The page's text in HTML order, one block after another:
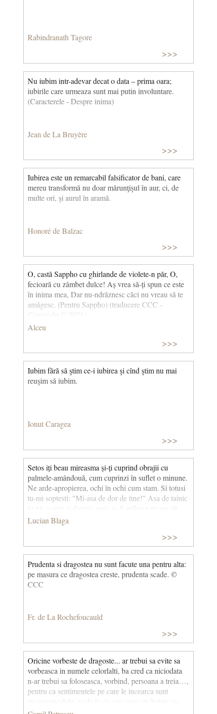
Rabindranath Tagore
>>>
Nu iubim intr-adevar decat o data – prima oara;
iubirile care urmeaza sunt mai putin involuntare.
(Caracterele - Despre inima)
Jean de La Bruyère
>>>
Iubirea este un remarcabil falsificator de bani, care
mereu transformă nu doar mărunţişul în aur, ci, de
multe ori, şi aurul în aramă.
Honoré de Balzac
>>>
O, castă Sappho cu ghirlande de violete-n păr, O,
fecioară cu zâmbet dulce! Aș vrea să-ți spun ce este
în inima mea, Dar nu-ndrăznesc căci nu vreau să te
amăgesc. (Pentru Sappho) (traducere CCC -
Copyright © 2021)
Alceu
>>>
Iubim fără să ştim ce‑i iubirea şi cînd ştim nu mai
reuşim să iubim.
Ionut Caragea
>>>
Setos iți beau mireasma și-ți cuprind obrajii cu
palmele-amândouă, cum cuprinzi în suflet o minune.
Ne arde-apropierea, ochi în ochi cum stam. Si totusi
tu-mi soptesti: "Mi-asa de dor de tine!" Asa de tainic
tu mi-o spui si dornic, parc-as fi pribeag pe-un alt
pamânt. Femeie, ce mare porti în inima si cine esti?
Mai cânta-mi inc-o data dorul tau, sa te ascult si
clipele sa-mi para niste muguri plini, din care
infloresc aievea - vesnicii. (Dorul)
Lucian Blaga
>>>
Prudenta si dragostea nu sunt facute una pentru alta:
pe masura ce dragostea creste, prudenta scade. ©
CCC
Fr. de La Rochefoucauld
>>>
Oricine vorbeste de dragoste... ar trebui sa evite sa
vorbeasca in numele celorlalti, ba cred ca niciodata
n-ar tre­bui sa foloseasca, vorbind, persoana a treia…,
pentru ca sentimentele pe care le incearca sunt
incomunicabile, vorbele cu care sunt etichetate nu
corespund aceluiasi continut, intensitatea si durata